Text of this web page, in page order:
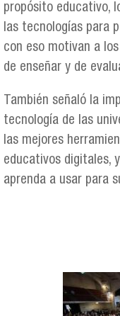
propósito educativo,
las tecnologías para
con eso motivan a
de enseñar y de
También señaló la
tecnología de las
las mejores
educativos digitales,
aprenda a usar para